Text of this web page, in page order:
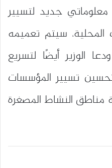
جديد لتسيير
المحلية، سيتم تعميمه
الوزير أيضًا لتسريع
تحسين تسيير المؤسسات
مناطق النشاط المصغرة